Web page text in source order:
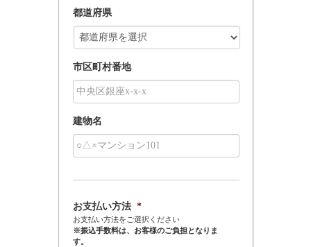
都道府県
市区町村番地
建物名
お支払い方法 *
お支払い方法をご選択ください
※振込手数料は、お客様のご負担となりま
す。